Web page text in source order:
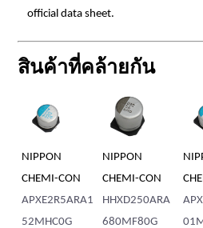
official data sheet.
สินค้าที่คล้ายกัน
CON
NIPPON
CHEMI-CON
HHXD250ARA
680MF80G
NIPPON
CHEMI-CON
APXE160ARA1
01MH70G